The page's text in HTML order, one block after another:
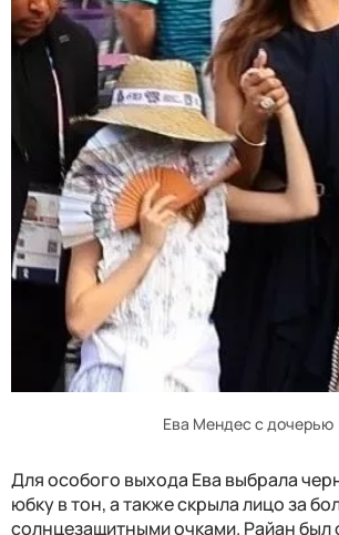
Ева Мендес с дочерью
Для особого выхода Ева выбрала
юбку в тон, а также скрыла лицо за
солнцезащитными очками. Райан был